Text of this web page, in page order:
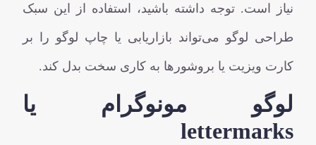
نیاز است. توجه داشته باشید، استفاده از این سبک
طراحی لوگو می‌تواند بازاریابی یا چاپ لوگو را بر
کارت ویزیت یا بروشورها به کاری سخت بدل کند.
لوگو مونوگرام یا
lettermarks